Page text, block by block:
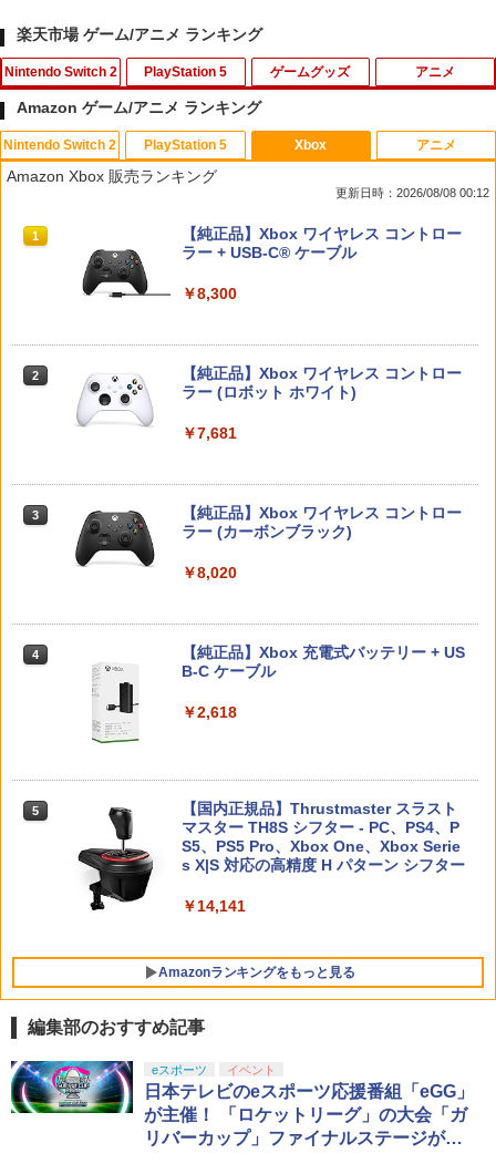
楽天市場 ゲーム/アニメ ランキング
Nintendo Switch 2
1
【10%OFFクーポン配布中】【365日完
全保証】 Nintendo Switch2 保護フィル
ム 任天堂 Switch2 フィルム スイッチ2
ンチ 10H ガラスザムライ 液晶保護フィ
ルム OVER`s オーバーズ TP01
￥1,480
2
【新品】【NS2H】ゲーム用セパレート
型クリアケース リラックマ[在庫品]
￥1,910
【マラソン期間ポイント2倍＆クーポン
ntendo Switch 2 Switch2 ケース 有機E
ー 入れ物 コンパクト 収納
￥2,980
ァームウェア プロコン プロコン2 プロコ
ントローラー スイッチ2 スイッチ Switc
h コントローラー ワイヤレスコントロー
ラー 連射機能 ワイヤレス switch2コン
トローラ Switch2コントローラー
￥2,960
【特典】テイルズ オブ エターニア リマ
スター Switch2版(【早期購入特典】超
冒険お役立ちセット)
PlayStation 5
1
エイムアップリング FPS EVOgames 日
本製 天然ゴム 6個セット PS5 PS4 Switc
h プロコン PC コントローラー用 エイム
操作性向上 ゲーミング
PS4 NS pro Aoi 凸型 FPS 無段階高さ調
節profreak バージョン3 PS4 PS5 ninte
のみ送料無料】Playstation 5 特許取得
PRO FREAK V2 KURENAI ( フリーク +
節 profreek バージョン2 nintendo swit
ch プロコン対応【定形外郵便のみ送料
無料】Playstation 5特許取得済み 日本
製 しまリス堂
￥3,490
4 グランツーリスモ7 PS5版
￥3,779
【特典】真・三國無双2 with 猛将伝 Re
mastered PS5版(【早期購入封入特
典】「赤兎鐙『真・三國無双2』レトロ
スタイル」DLC)
ゲームグッズ アニメ
1
U.C.ガンダムBlu-rayライブラリーズ 機
動戦士ガンダム 逆襲のシャア【Blu-ra
￥3,344
￥4,290
「鬼滅の刃」無限城編 第一章 猗窩座再
来 通常版 Blu-ray 佐賀
￥4,950
4
Thunderbolt Fantasy 東離劍遊紀4 4(完
全生産限定版)【Blu-ray】 [ 鳥海浩輔 ]
￥6,436
5
「劇場版 あの日見た花の名前を僕達はま
だ知らない。」4K Ultra HD Blu-ray(通
常版)【4K ULTRA HD】 [ 超平和バスタ
ーズ ]
￥6,658
Amazon ゲーム/アニメ ランキング
Nintendo Switch 2
1
スプラトゥーン レイダース|オンライン
コード版
￥5,832
スプラトゥーン レイダース -Switch2
￥6,449
Nintendo Switch 2(日本語・国内専用)
ンラインコード版
ニンテンドープリペイド番号 5000円|オ
ンラインコード版
PlayStation 5
1
PlayStation 5 デジタル・エディション
日本語専用 Console Language: Japan
Beast of Reincarnation -PS5 【特典】
J) PlayStation 5
トローラー ミッドナイト ブラック(CFI-
ZCT2J01)
【純正品】DualSense ワイヤレスコン
トローラー(CFI-ZCT2J)
￥10,737
Xbox
Amazon Xbox 販売ランキング
更新日時：2026/08/08 00:12
1
【純正品】Xbox ワイヤレス コントロー
ラー + USB-C® ケーブル
￥8,300
2
【純正品】Xbox ワイヤレス コントロー
ラー (ロボット ホワイト)
￥7,681
3
【純正品】Xbox ワイヤレス コントロー
ラー (カーボンブラック)
￥8,020
4
【純正品】Xbox 充電式バッテリー + US
B-C ケーブル
￥2,618
5
【国内正規品】Thrustmaster スラスト
マスター TH8S シフター - PC、PS4、P
S5、PS5 Pro、Xbox One、Xbox Serie
s X|S 対応の高精度 H パターン シフター
￥14,141
Amazonランキングをもっと見る
アニメ
1
【Amazon.co.jp限定】劇場版モノノ怪
第三章 蛇神 (Amazon.co.jp限定オリジ
ナル三方背収納ケース付きコレクション)
(オリジナル特典:オリジナル巾着＋メー
カー特典:【坤と離】二振りの剣、十翼よ
編集部のおすすめ記事
eスポーツ イベント
日本テレビのeスポーツ応援番組「eGG」
が主催！ 「ロケットリーグ」の大会「ガ
リバーカップ」ファイナルステージが本